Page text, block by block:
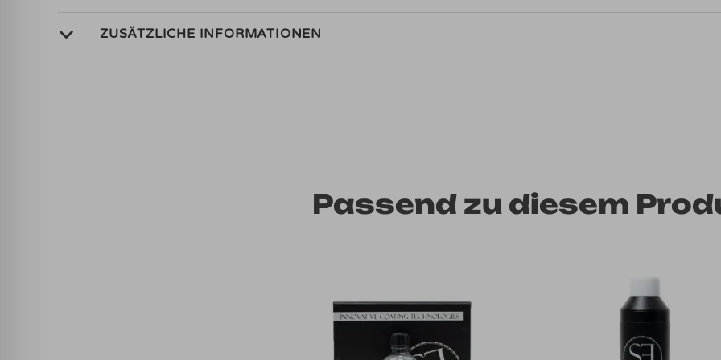
ZUSÄTZLICHE INFORMATIONEN
Passend zu diesem